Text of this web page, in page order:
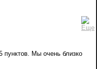
Мы очень близко